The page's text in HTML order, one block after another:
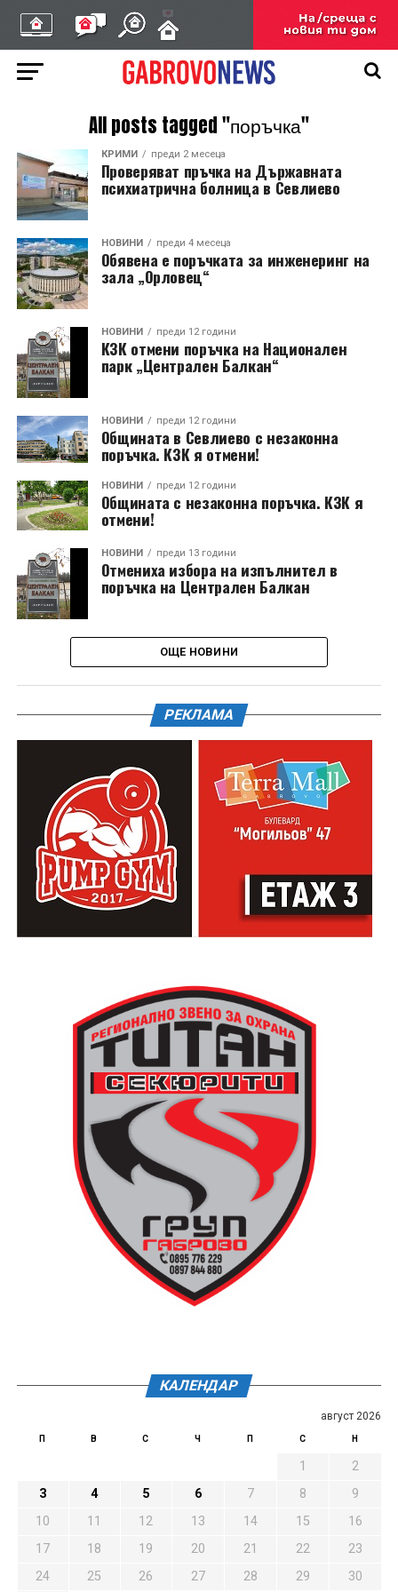
All posts tagged "поръчка"
КРИМИ преди 2 месеца
Проверяват пръчка на Държавната
психиатрична болница в Севлиево
НОВИНИ преди 4 месеца
Обявена е поръчката за инженеринг на
зала „Орловец“
НОВИНИ преди 12 години
КЗК отмени поръчка на Национален
парк „Централен Балкан“
НОВИНИ преди 12 години
Общината в Севлиево с незаконна
поръчка. КЗК я отмени!
НОВИНИ преди 12 години
Общината с незаконна поръчка. КЗК я
отмени!
НОВИНИ преди 13 години
Отмениха избора на изпълнител в
поръчка на Централен Балкан
ОЩЕ НОВИНИ
РЕКЛАМА
КАЛЕНДАР
август 2026
П В С Ч П С Н
1
2
3
4 5 6 7 8
9
10
11 12 13 14 15
16
17
18 19 20 21 22
23
24
25 26 27 28 29 30